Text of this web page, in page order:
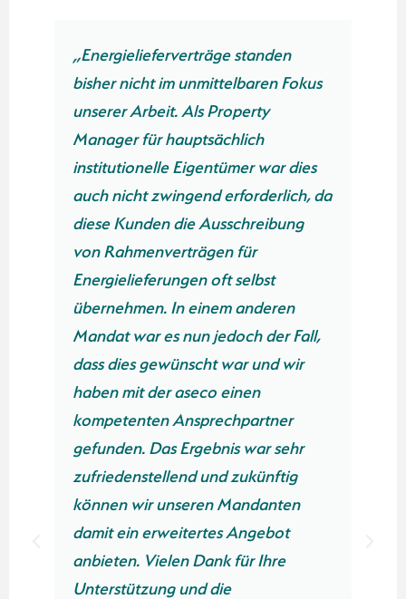
„Energielieferverträge standen
bisher nicht im unmittelbaren Fokus
unserer Arbeit. Als Property
Manager für hauptsächlich
institutionelle Eigentümer war dies
auch nicht zwingend erforderlich, da
diese Kunden die Ausschreibung
von Rahmenverträgen für
Energielieferungen oft selbst
übernehmen. In einem anderen
Mandat war es nun jedoch der Fall,
dass dies gewünscht war und wir
haben mit der aseco einen
kompetenten Ansprechpartner
gefunden. Das Ergebnis war sehr
zufriedenstellend und zukünftig
können wir unseren Mandanten
damit ein erweitertes Angebot
anbieten. Vielen Dank für Ihre
Unterstützung und die